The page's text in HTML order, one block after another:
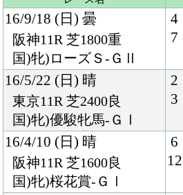
阪神11R 芝1600良
国)牝)桜花賞-ＧⅠ
12 2
55
426
16/3/5 (土) 晴
阪神11R 芝1600良
国)牝)チューリップ賞-
ＧⅢ
11
池添
430
16/1/17 (日) 曇
京都10R 芝1400良
混)牝)紅梅Ｓ
池添
15/10/10 (土) 曇
京都5R 芝1600良
牝)2歳新馬
池添
54
430